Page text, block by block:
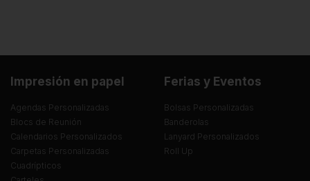
Impresión en papel
Agendas Personalizadas
Blocs de Reunión
Calendarios Personalizados
Carpetas Personalizadas
Cuadrípticos
Ferias y Eventos
Bolsas Personalizadas
Banderolas
Lanyard Personalizados
Roll Up